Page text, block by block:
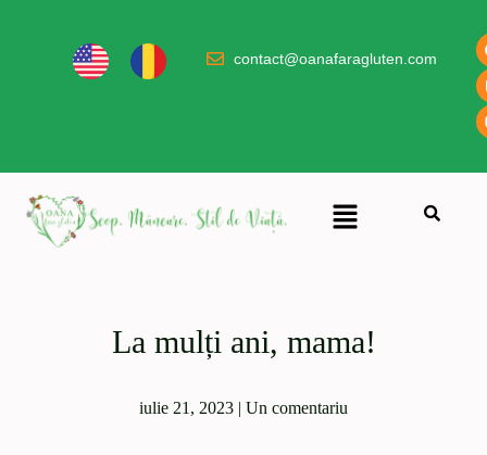
contact@oanafaragluten.com
La mulți ani, mama!
iulie 21, 2023 | Un comentariu